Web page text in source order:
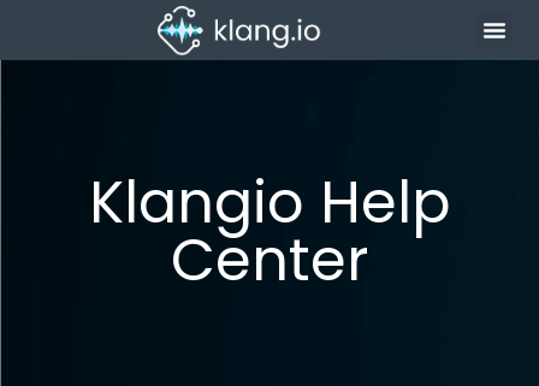
Klangio Help
Center